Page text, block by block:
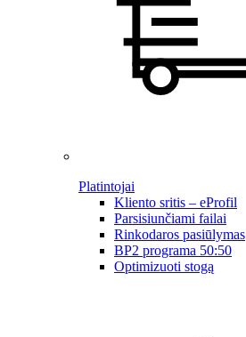
Platintojai
Kliento sritis – eProfil
Parsisiunčiami failai
Rinkodaros pasiūlymas
BP2 programa 50:50
Optimizuoti stogą